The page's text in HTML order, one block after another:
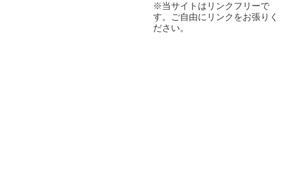
※当サイトはリンクフリーで
す。ご自由にリンクをお張りく
ださい。